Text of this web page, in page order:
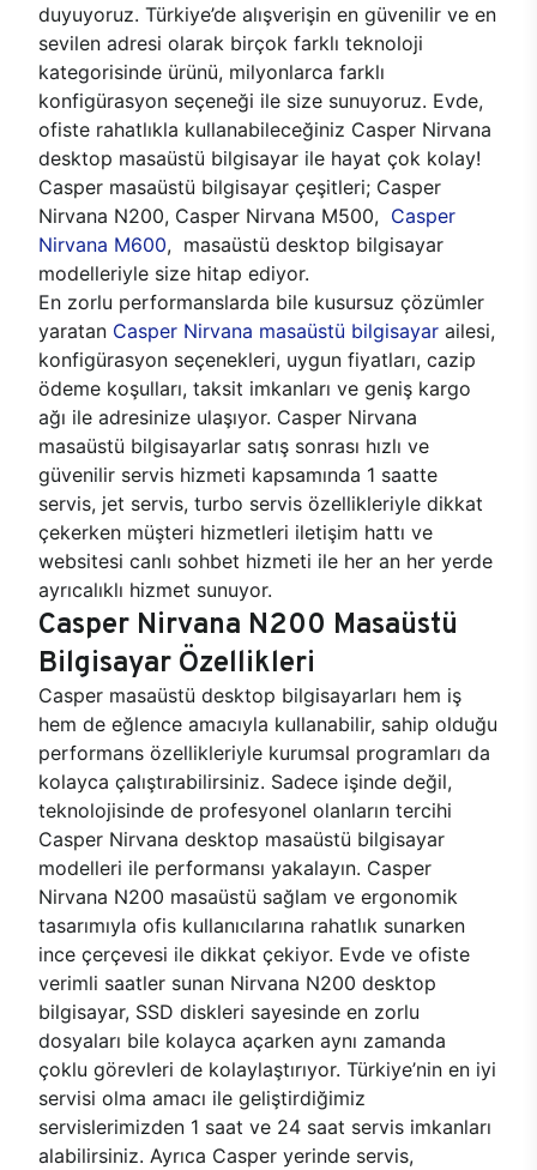
duyuyoruz. Türkiye’de alışverişin en güvenilir ve en
sevilen adresi olarak birçok farklı teknoloji
kategorisinde ürünü, milyonlarca farklı
konfigürasyon seçeneği ile size sunuyoruz. Evde,
ofiste rahatlıkla kullanabileceğiniz Casper Nirvana
desktop masaüstü bilgisayar ile hayat çok kolay!
Casper masaüstü bilgisayar çeşitleri; Casper
Nirvana N200, Casper Nirvana M500, Casper
Nirvana M600, masaüstü desktop bilgisayar
modelleriyle size hitap ediyor.
En zorlu performanslarda bile kusursuz çözümler
yaratan Casper Nirvana masaüstü bilgisayar ailesi,
konfigürasyon seçenekleri, uygun fiyatları, cazip
ödeme koşulları, taksit imkanları ve geniş kargo
ağı ile adresinize ulaşıyor. Casper Nirvana
masaüstü bilgisayarlar satış sonrası hızlı ve
güvenilir servis hizmeti kapsamında 1 saatte
servis, jet servis, turbo servis özellikleriyle dikkat
çekerken müşteri hizmetleri iletişim hattı ve
websitesi canlı sohbet hizmeti ile her an her yerde
ayrıcalıklı hizmet sunuyor.
Casper Nirvana N200 Masaüstü
Bilgisayar Özellikleri
Casper masaüstü desktop bilgisayarları hem iş
hem de eğlence amacıyla kullanabilir, sahip olduğu
performans özellikleriyle kurumsal programları da
kolayca çalıştırabilirsiniz. Sadece işinde değil,
teknolojisinde de profesyonel olanların tercihi
Casper Nirvana desktop masaüstü bilgisayar
modelleri ile performansı yakalayın. Casper
Nirvana N200 masaüstü sağlam ve ergonomik
tasarımıyla ofis kullanıcılarına rahatlık sunarken
ince çerçevesi ile dikkat çekiyor. Evde ve ofiste
verimli saatler sunan Nirvana N200 desktop
bilgisayar, SSD diskleri sayesinde en zorlu
dosyaları bile kolayca açarken aynı zamanda
çoklu görevleri de kolaylaştırıyor. Türkiye’nin en iyi
servisi olma amacı ile geliştirdiğimiz
servislerimizden 1 saat ve 24 saat servis imkanları
alabilirsiniz. Ayrıca Casper yerinde servis,